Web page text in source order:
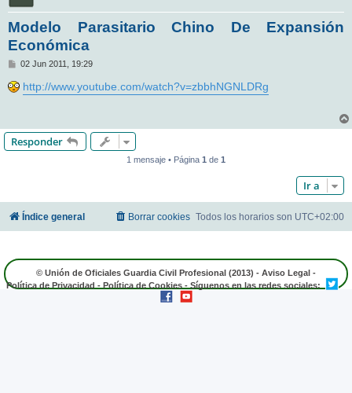
Modelo Parasitario Chino De Expansión
Económica
M
n
s
02 Jun 2011, 19:29
http://www.youtube.com/watch?v=zbbhNGNLDRg
Responder
1 mensaje • Página 1 de 1
Ir a
Índice general Todos los horarios son UTC+02:00
Borrar cookies
© Unión de Oficiales Guardia Civil Profesional (2013) - Aviso Legal -
Política de Privacidad - Política de Cookies - Síguenos en las redes sociales: